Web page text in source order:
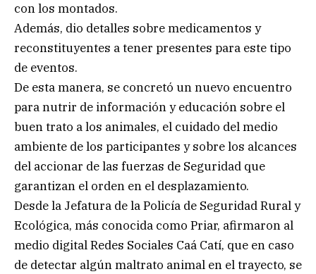
con los montados.
Además, dio detalles sobre medicamentos y
reconstituyentes a tener presentes para este tipo
de eventos.
De esta manera, se concretó un nuevo encuentro
para nutrir de información y educación sobre el
buen trato a los animales, el cuidado del medio
ambiente de los participantes y sobre los alcances
del accionar de las fuerzas de Seguridad que
garantizan el orden en el desplazamiento.
Desde la Jefatura de la Policía de Seguridad Rural y
Ecológica, más conocida como Priar, afirmaron al
medio digital Redes Sociales Caá Catí, que en caso
de detectar algún maltrato animal en el trayecto, se